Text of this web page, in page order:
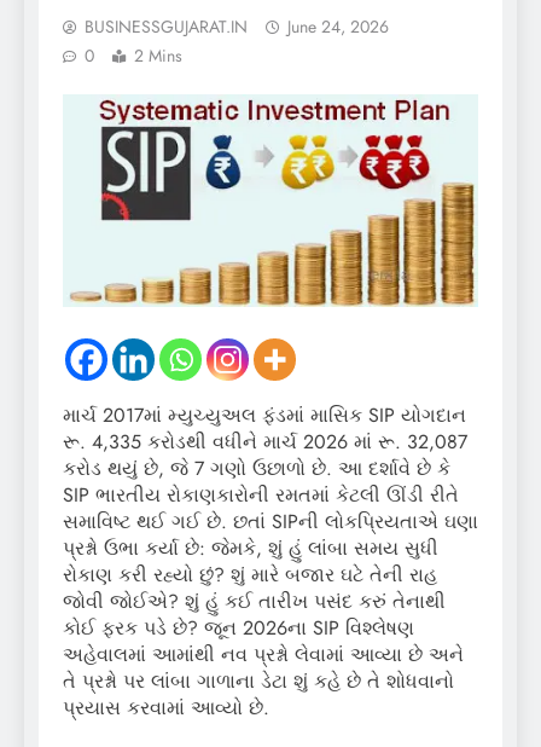
BUSINESSGUJARAT.IN
June 24, 2026
0
2 Mins
માર્ચ 2017માં મ્યુચ્યુઅલ ફંડમાં માસિક SIP યોગદાન
રૂ. 4,335 કરોડથી વધીને માર્ચ 2026 માં રૂ. 32,087
કરોડ થયું છે, જે 7 ગણો ઉછાળો છે. આ દર્શાવે છે કે
SIP ભારતીય રોકાણકારોની રમતમાં કેટલી ઊંડી રીતે
સમાવિષ્ટ થઈ ગઈ છે. છતાં SIPની લોકપ્રિયતાએ ઘણા
પ્રશ્નો ઉભા કર્યા છે: જેમકે, શું હું લાંબા સમય સુધી
રોકાણ કરી રહ્યો છું? શું મારે બજાર ઘટે તેની રાહ
જોવી જોઈએ? શું હું કઈ તારીખ પસંદ કરું તેનાથી
કોઈ ફરક પડે છે? જૂન 2026ના SIP વિશ્લેષણ
અહેવાલમાં આમાંથી નવ પ્રશ્નો લેવામાં આવ્યા છે અને
તે પ્રશ્નો પર લાંબા ગાળાના ડેટા શું કહે છે તે શોધવાનો
પ્રયાસ કરવામાં આવ્યો છે.